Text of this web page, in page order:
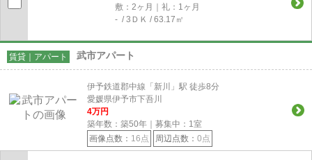
敷：2ヶ月｜礼：1ヶ月
- / 3ＤＫ / 63.17㎡
賃貸｜アパート 武市アパート
伊予鉄道郡中線「新川」駅 徒歩8分
愛媛県伊予市下吾川
4万円
築年数：築50年｜募集中： 1室
画像点数： 16点 周辺点数： 0点